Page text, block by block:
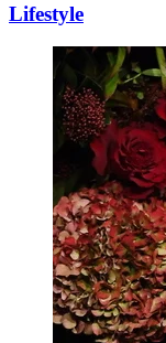
Lifestyle